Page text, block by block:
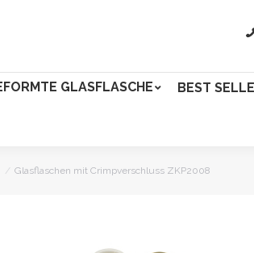
GLASFLASCHE BEST
Glasflaschen mit Crimpverschluss ZKP2008